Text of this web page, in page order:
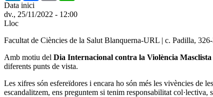
Data inici
dv., 25/11/2022 - 12:00
Lloc
Facultat de Ciències de la Salut Blanquerna-URL | c. Padilla,
Amb motiu del Dia Internacional contra la Violència Masclista
diferents punts de vista.
Les xifres són esfereïdores i encara ho són més les vivències de
escandalitzem, ens preguntem si tenim responsabilitat col·lectiva,